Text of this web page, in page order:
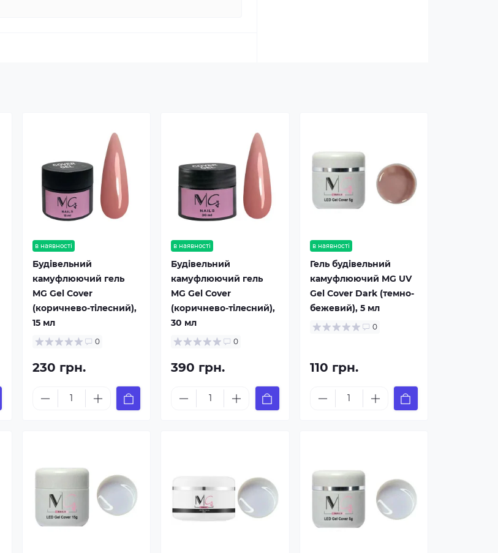
в наявності
Будівельний
камуфлюючий гель
MG Gel Cover
(коричнево-тілесний),
15 мл
0
230 грн.
в наявності
Будівельний
камуфлюючий гель
MG Gel Cover
(коричнево-тілесний),
30 мл
0
390 грн.
в наявності
Гель будівельний
камуфлюючий MG UV
Gel Cover Dark (темно-
бежевий), 5 мл
0
110 грн.